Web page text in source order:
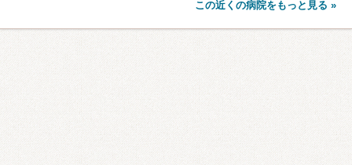
この近くの病院をもっと見る »